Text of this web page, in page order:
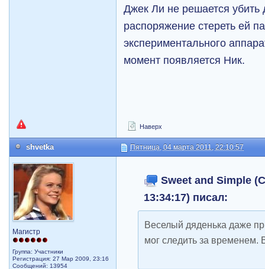
Джек Ли не решается убить
распоряжение стереть ей
экспериментального
момент появляется Ник.
Наверх
shvetka Пятница, 04 марта 2011, 22:10:57
Магистр
Группа: Участники
Регистрация: 27 Мар 2009, 23:16
Сообщений: 13954
Sweet and Simple
13:34:17) писал:
Веселый дяденька даже
мог следить за